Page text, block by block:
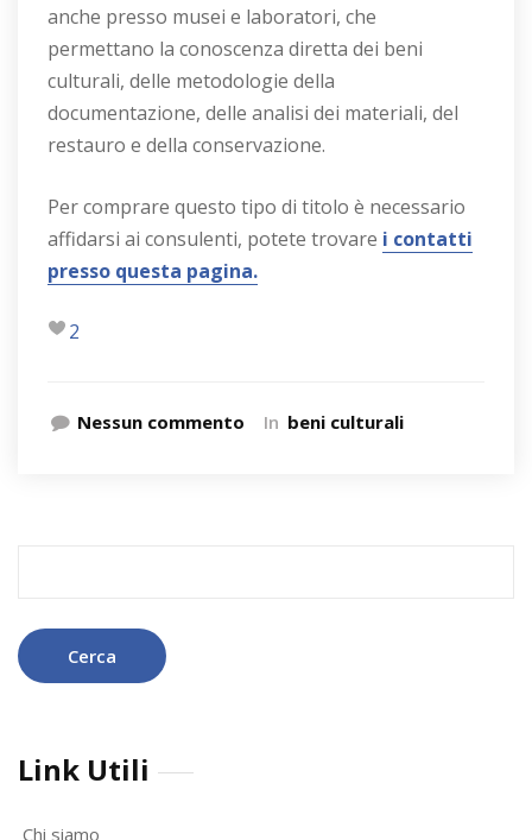
anche presso musei e laboratori, che
permettano la conoscenza diretta dei beni
culturali, delle metodologie della
documentazione, delle analisi dei materiali, del
restauro e della conservazione.
Per comprare questo tipo di titolo è necessario
affidarsi ai consulenti, potete trovare i contatti
presso questa pagina.
2
Nessun commento In beni culturali
Link Utili
Chi siamo